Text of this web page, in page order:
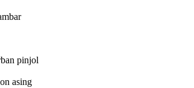
pinjol
asing